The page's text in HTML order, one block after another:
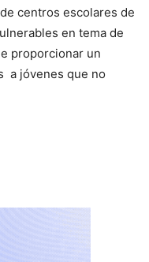
centros escolares de
en tema de
proporcionar un
a jóvenes que no